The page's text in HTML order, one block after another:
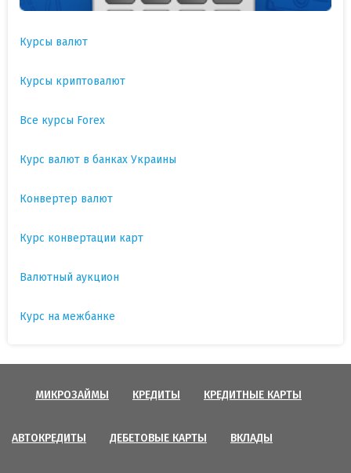
Курсы валют
Курсы криптовалют
Все курсы Forex
Курс валют в банках Украины
Конвертер валют
Курс конвертации карт
Валютный аукцион
Курс на межбанке
МИКРОЗАЙМЫ КРЕДИТЫ КРЕДИТНЫЕ КАРТЫ
АВТОКРЕДИТЫ ДЕБЕТОВЫЕ КАРТЫ ВКЛАДЫ